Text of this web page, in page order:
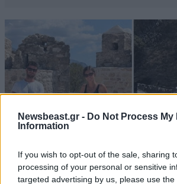
Newsbeast.gr - Do Not Process My
Information
If you wish to opt-out of the sale, sharing
processing of your personal or sensitive
targeted advertising by us, please use